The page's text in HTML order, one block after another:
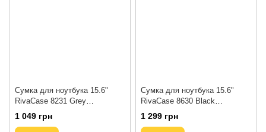
Сумка для ноутбука 15.6"
RivaCase 8231 Grey
(8231Grey)
1 049 грн
Сумка для ноутбука 15.6"
RivaCase 8630 Black
(8630Black)
1 299 грн